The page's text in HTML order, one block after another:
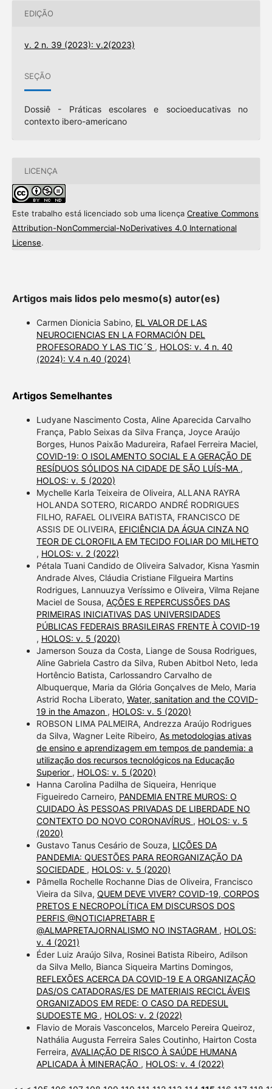
EDIÇÃO
v. 2 n. 39 (2023): v.2(2023)
SEÇÃO
Dossiê - Práticas escolares e socioeducativas no
contexto ibero-americano
LICENÇA
Este trabalho está licenciado sob uma licença Creative Commons
Attribution-NonCommercial-NoDerivatives 4.0 International
License.
Artigos mais lidos pelo mesmo(s) autor(es)
Carmen Dionicia Sabino, EL VALOR DE LAS
NEUROCIENCIAS EN LA FORMACIÓN DEL
PROFESORADO Y LAS TIC´S , HOLOS: v. 4 n. 40
(2024): V.4 n.40 (2024)
Artigos Semelhantes
Ludyane Nascimento Costa, Aline Aparecida Carvalho
França, Pablo Seixas da Silva França, Joyce Araújo
Borges, Hunos Paixão Madureira, Rafael Ferreira Maciel,
COVID-19: O ISOLAMENTO SOCIAL E A GERAÇÃO DE
RESÍDUOS SÓLIDOS NA CIDADE DE SÃO LUÍS-MA ,
HOLOS: v. 5 (2020)
Mychelle Karla Teixeira de Oliveira, ALLANA RAYRA
HOLANDA SOTERO, RICARDO ANDRÉ RODRIGUES
FILHO, RAFAEL OLIVEIRA BATISTA, FRANCISCO DE
ASSIS DE OLIVEIRA, EFICIÊNCIA DA ÁGUA CINZA NO
TEOR DE CLOROFILA EM TECIDO FOLIAR DO MILHETO
, HOLOS: v. 2 (2022)
Pétala Tuani Candido de Oliveira Salvador, Kisna Yasmin
Andrade Alves, Cláudia Cristiane Filgueira Martins
Rodrigues, Lannuuzya Veríssimo e Oliveira, Vilma Rejane
Maciel de Sousa, AÇÕES E REPERCUSSÕES DAS
PRIMEIRAS INICIATIVAS DAS UNIVERSIDADES
PÚBLICAS FEDERAIS BRASILEIRAS FRENTE À COVID-19
, HOLOS: v. 5 (2020)
Jamerson Souza da Costa, Liange de Sousa Rodrigues,
Aline Gabriela Castro da Silva, Ruben Abitbol Neto, Ieda
Hortêncio Batista, Carlossandro Carvalho de
Albuquerque, Maria da Glória Gonçalves de Melo, Maria
Astrid Rocha Liberato, Water, sanitation and the COVID-
19 in the Amazon , HOLOS: v. 5 (2020)
ROBSON LIMA PALMEIRA, Andrezza Araújo Rodrigues
da Silva, Wagner Leite Ribeiro, As metodologias ativas
de ensino e aprendizagem em tempos de pandemia: a
utilização dos recursos tecnológicos na Educação
Superior , HOLOS: v. 5 (2020)
Hanna Carolina Padilha de Siqueira, Henrique
Figueiredo Carneiro, PANDEMIA ENTRE MUROS: O
CUIDADO ÀS PESSOAS PRIVADAS DE LIBERDADE NO
CONTEXTO DO NOVO CORONAVÍRUS , HOLOS: v. 5
(2020)
Gustavo Tanus Cesário de Souza, LIÇÕES DA
PANDEMIA: QUESTÕES PARA REORGANIZAÇÃO DA
SOCIEDADE , HOLOS: v. 5 (2020)
Pâmella Rochelle Rochanne Dias de Oliveira, Francisco
Vieira da Silva, QUEM DEVE VIVER? COVID-19, CORPOS
PRETOS E NECROPOLÍTICA EM DISCURSOS DOS
PERFIS @NOTICIAPRETABR E
@ALMAPRETAJORNALISMO NO INSTAGRAM , HOLOS:
v. 4 (2021)
Éder Luiz Araújo Silva, Rosinei Batista Ribeiro, Adilson
da Silva Mello, Bianca Siqueira Martins Domingos,
REFLEXÕES ACERCA DA COVID-19 E A ORGANIZAÇÃO
DAS/OS CATADORAS/ES DE MATERIAIS RECICLÁVEIS
ORGANIZADOS EM REDE: O CASO DA REDESUL
SUDOESTE MG , HOLOS: v. 2 (2022)
Flavio de Morais Vasconcelos, Marcelo Pereira Queiroz,
Nathália Augusta Ferreira Sales Coutinho, Hairton Costa
Ferreira, AVALIAÇÃO DE RISCO À SAÚDE HUMANA
APLICADA À MINERAÇÃO , HOLOS: v. 4 (2022)